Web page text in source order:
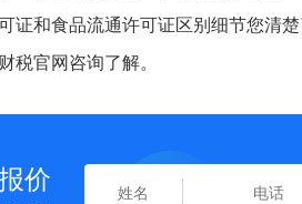
证和食品流通许可证区别细节您清
税官网咨询了解。
价